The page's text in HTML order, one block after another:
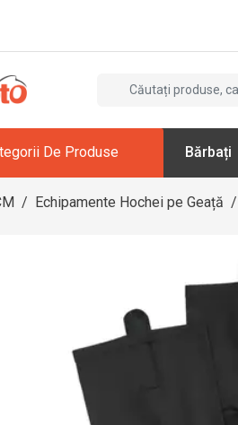
De Produse Bărbați
/ Echipamente Hochei pe Geață /